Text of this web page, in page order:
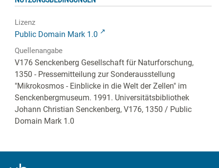
Lizenz
Public Domain Mark 1.0
Quellenangabe
V176 Senckenberg Gesellschaft für Naturforschung,
1350 - Pressemitteilung zur Sonderausstellung
"Mikrokosmos - Einblicke in die Welt der Zellen" im
Senckenbergmuseum. 1991. Universitätsbibliothek
Johann Christian Senckenberg, V176, 1350 / Public
Domain Mark 1.0